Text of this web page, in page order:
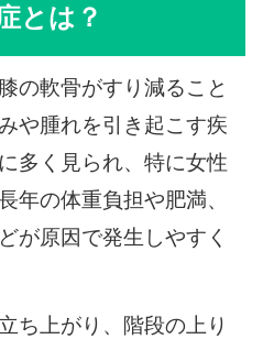
とは？
の軟骨がすり減ること
や腫れを引き起こす疾
多く見られ、特に女性
年の体重負担や肥満、
が原因で発生しやすく
ち上がり、階段の上り